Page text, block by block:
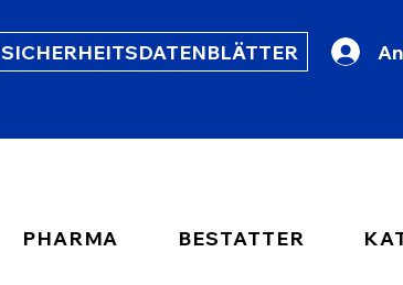
SICHERHEITSDATENBLÄTTER
PHARMA BESTATTER